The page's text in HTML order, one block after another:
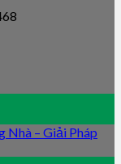
Nhà – Giải Pháp